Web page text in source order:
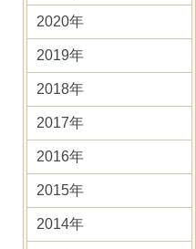
2020年
2019年
2018年
2017年
2016年
2015年
2014年